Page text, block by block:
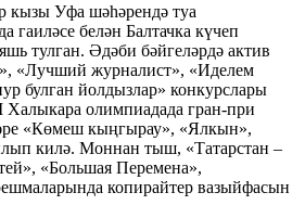
кызы Уфа шәһәрендә туа
гаиләсе белән Балтачка күчеп
тулган. Әдәби бәйгеләрдә актив
«Лучший журналист», «Иделем
булган йолдызлар» конкурслары
олимпиадада гран-при
«Көмеш кыңгырау», «Ялкын»,
килә. Моннан тыш, «Татарстан –
«Большая Перемена»,
копирайтер вазыйфасын